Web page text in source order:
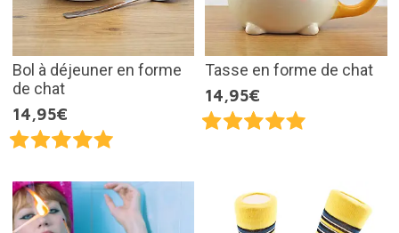
Bol à déjeuner en forme
de chat
14,95€
Tasse en forme de chat
14,95€